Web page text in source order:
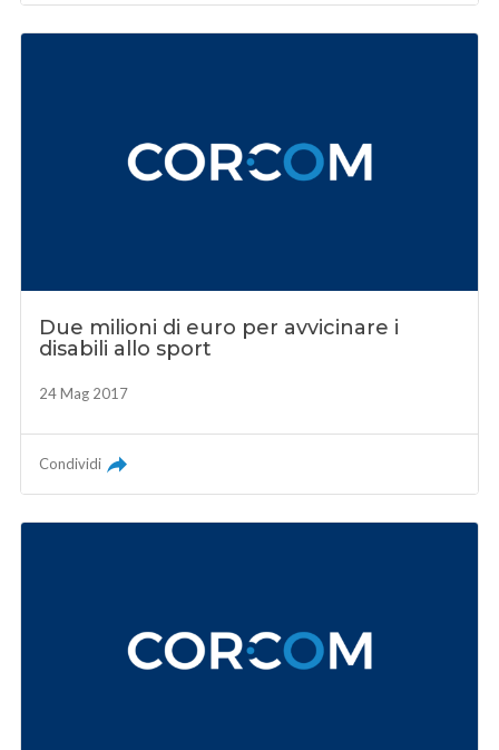
Due milioni di euro per avvicinare i
disabili allo sport
24 Mag 2017
Condividi